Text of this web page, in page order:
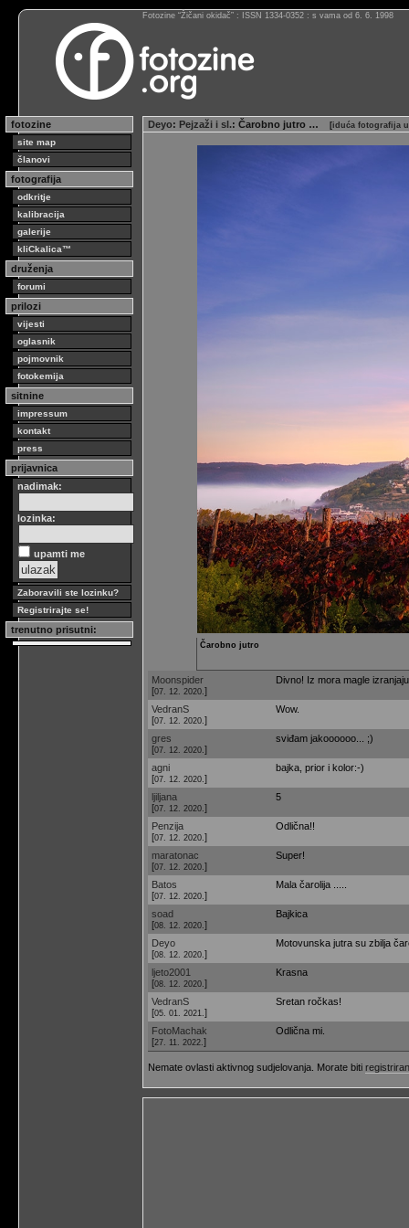
Fotozine “Žičani okidač” : ISSN 1334-0352 : s vama od 6. 6. 1998
fotozine
site map
članovi
fotografija
odkritje
kalibracija
galerije
kliCkalica™
druženja
forumi
prilozi
vijesti
oglasnik
pojmovnik
fotokemija
sitnine
impressum
kontakt
press
prijavnica
nadimak:
lozinka:
upamti me
Zaboravili ste lozinku?
Registrirajte se!
trenutno prisutni:
Deyo: Pejzaži i sl.: Čarobno jutro … [iduća fotografija
Čarobno jutro
Moonspider
[07. 12. 2020. ]
Divno! Iz mora magle
VedranS
[07. 12. 2020. ]
Wow.
gres
[07. 12. 2020. ]
sviđam jakoooooo... ;)
agni
[07. 12. 2020. ]
bajka, prior i kolor:-)
ljiljana
[07. 12. 2020. ]
5
Penzija
[07. 12. 2020. ]
Odlična!!
maratonac
[07. 12. 2020. ]
Super!
Batos
[07. 12. 2020. ]
Mala čarolija .....
soad
[08. 12. 2020. ]
Bajkica
Deyo
[08. 12. 2020. ]
Motovunska jutra su zbilja
ljeto2001
[08. 12. 2020. ]
Krasna
VedranS
[05. 01. 2021. ]
Sretan ročkas!
FotoMachak
[27. 11. 2022. ]
Odlična mi.
Nemate ovlasti aktivnog sudjelovanja. Morate biti